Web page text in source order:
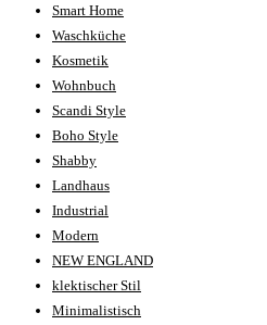
Smart Home
Waschküche
Kosmetik
Wohnbuch
Scandi Style
Boho Style
Shabby
Landhaus
Industrial
Modern
NEW ENGLAND
klektischer Stil
Minimalistisch